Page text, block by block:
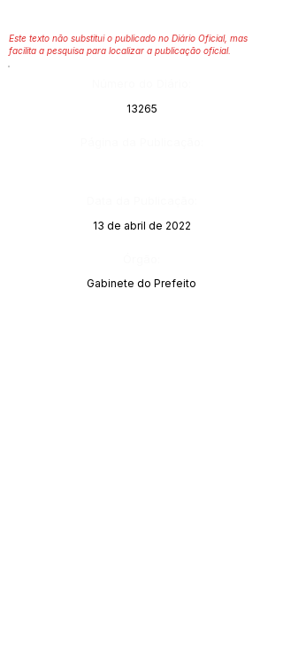
Este texto não substitui o publicado no Diário Oficial, mas
facilita a pesquisa para localizar a publicação oficial.
13265
13 de abril de 2022
Gabinete do Prefeito